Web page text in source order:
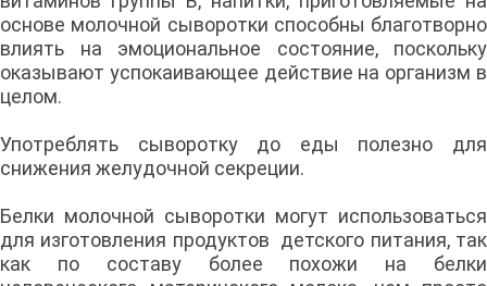
основе молочной сыворотки способны благотворно
влиять на эмоциональное состояние, поскольку
оказывают успокаивающее действие на организм в
целом.
Употреблять сыворотку до еды полезно для
снижения желудочной секреции.
Белки молочной сыворотки могут использоваться
для изготовления продуктов детского питания, так
как по составу более похожи на белки